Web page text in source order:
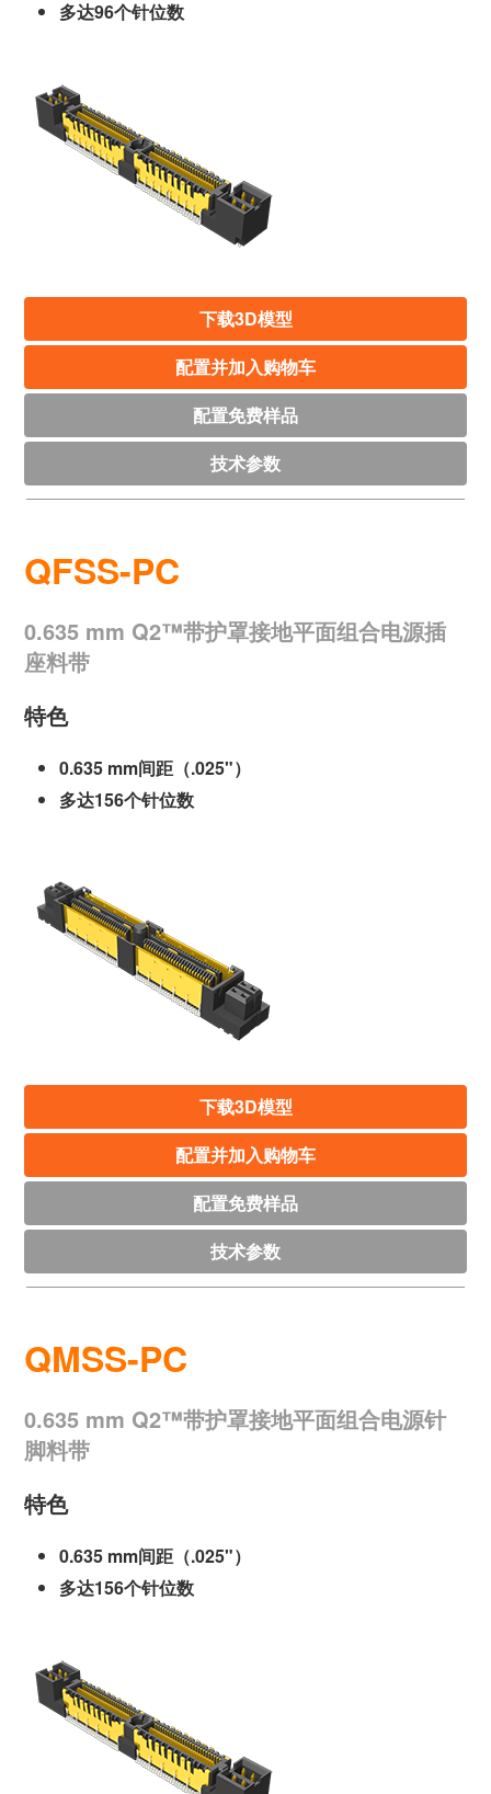
多达96个针位数
下载3D模型
配置并加入购物车
配置免费样品
技术参数
QFSS-PC
0.635 mm Q2™带护罩接地平面组合电源插
座料带
特色
0.635 mm间距（.025"）
多达156个针位数
下载3D模型
配置并加入购物车
配置免费样品
技术参数
QMSS-PC
0.635 mm Q2™带护罩接地平面组合电源针
脚料带
特色
0.635 mm间距（.025"）
多达156个针位数